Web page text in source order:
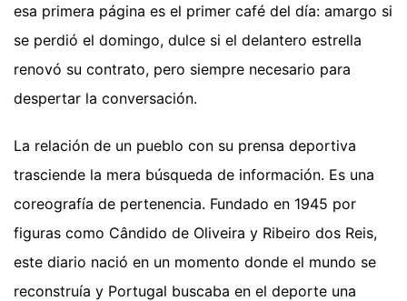
esa primera página es el primer café del día: amargo si
se perdió el domingo, dulce si el delantero estrella
renovó su contrato, pero siempre necesario para
despertar la conversación.
La relación de un pueblo con su prensa deportiva
trasciende la mera búsqueda de información. Es una
coreografía de pertenencia. Fundado en 1945 por
figuras como Cândido de Oliveira y Ribeiro dos Reis,
este diario nació en un momento donde el mundo se
reconstruía y Portugal buscaba en el deporte una